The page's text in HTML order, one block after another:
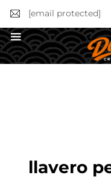
[email protected]
llavero